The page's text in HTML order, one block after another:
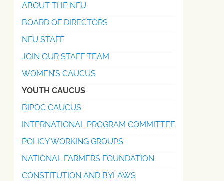
ABOUT THE NFU
BOARD OF DIRECTORS
NFU STAFF
JOIN OUR STAFF TEAM
WOMEN’S CAUCUS
YOUTH CAUCUS
BIPOC CAUCUS
INTERNATIONAL PROGRAM COMMITTEE
POLICY WORKING GROUPS
NATIONAL FARMERS FOUNDATION
CONSTITUTION AND BYLAWS